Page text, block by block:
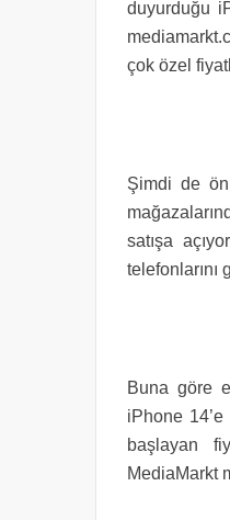
duyurduğu
çok özel
Şimdi de ön
satışa
Buna göre
iPhone
başlayan
MediaMarkt